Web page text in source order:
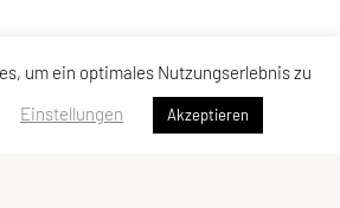
um ein optimales Nutzungserlebnis zu
Einstellungen Akzeptieren